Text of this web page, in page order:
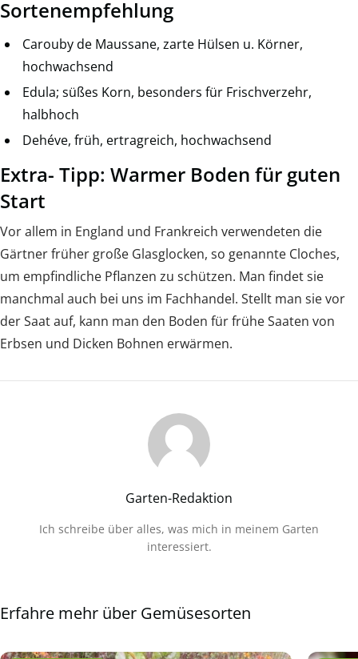
Sortenempfehlung
Carouby de Maussane, zarte Hülsen u. Körner,
hochwachsend
Edula; süßes Korn, besonders für Frischver­zehr,
halbhoch
Dehéve, früh, ertragreich, hochwachsend
Extra- Tipp: Warmer Boden für guten
Start
Vor allem in England und Frankreich verwendeten die
Gärtner früher große Glasglocken, so genannte Cloches,
um empfindliche Pflanzen zu schützen. Man findet sie
manchmal auch bei uns im Fachhandel. Stellt man sie vor
der Saat auf, kann man den Boden für frühe Saaten von
Erbsen und Dicken Bohnen erwärmen.
Garten-Redaktion
Ich schreibe über alles, was mich in meinem Garten
interessiert.
Erfahre mehr über Gemüsesorten